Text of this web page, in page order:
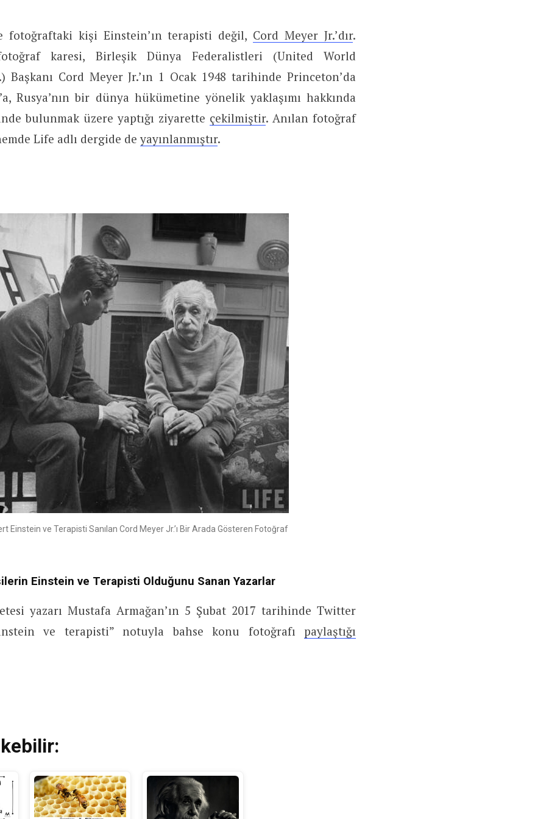
fotoğraftaki kişi Einstein’ın terapisti değil, Cord Meyer Jr.’dır.
karesi, Birleşik Dünya Federalistleri (United World
Başkanı Cord Meyer Jr.’ın 1 Ocak 1948 tarihinde Princeton’da
Rusya’nın bir dünya hükümetine yönelik yaklaşımı hakkında
bulunmak üzere yaptığı ziyarette çekilmiştir. Anılan fotoğraf
Life adlı dergide de yayınlanmıştır.
Einstein ve Terapisti Sanılan Cord Meyer Jr.’ı Bir Arada Gösteren Fotoğraf
Einstein ve Terapisti Olduğunu Sanan Yazarlar
yazarı Mustafa Armağan’ın 5 Şubat 2017 tarihinde Twitter
ve terapisti” notuyla bahse konu fotoğrafı paylaştığı